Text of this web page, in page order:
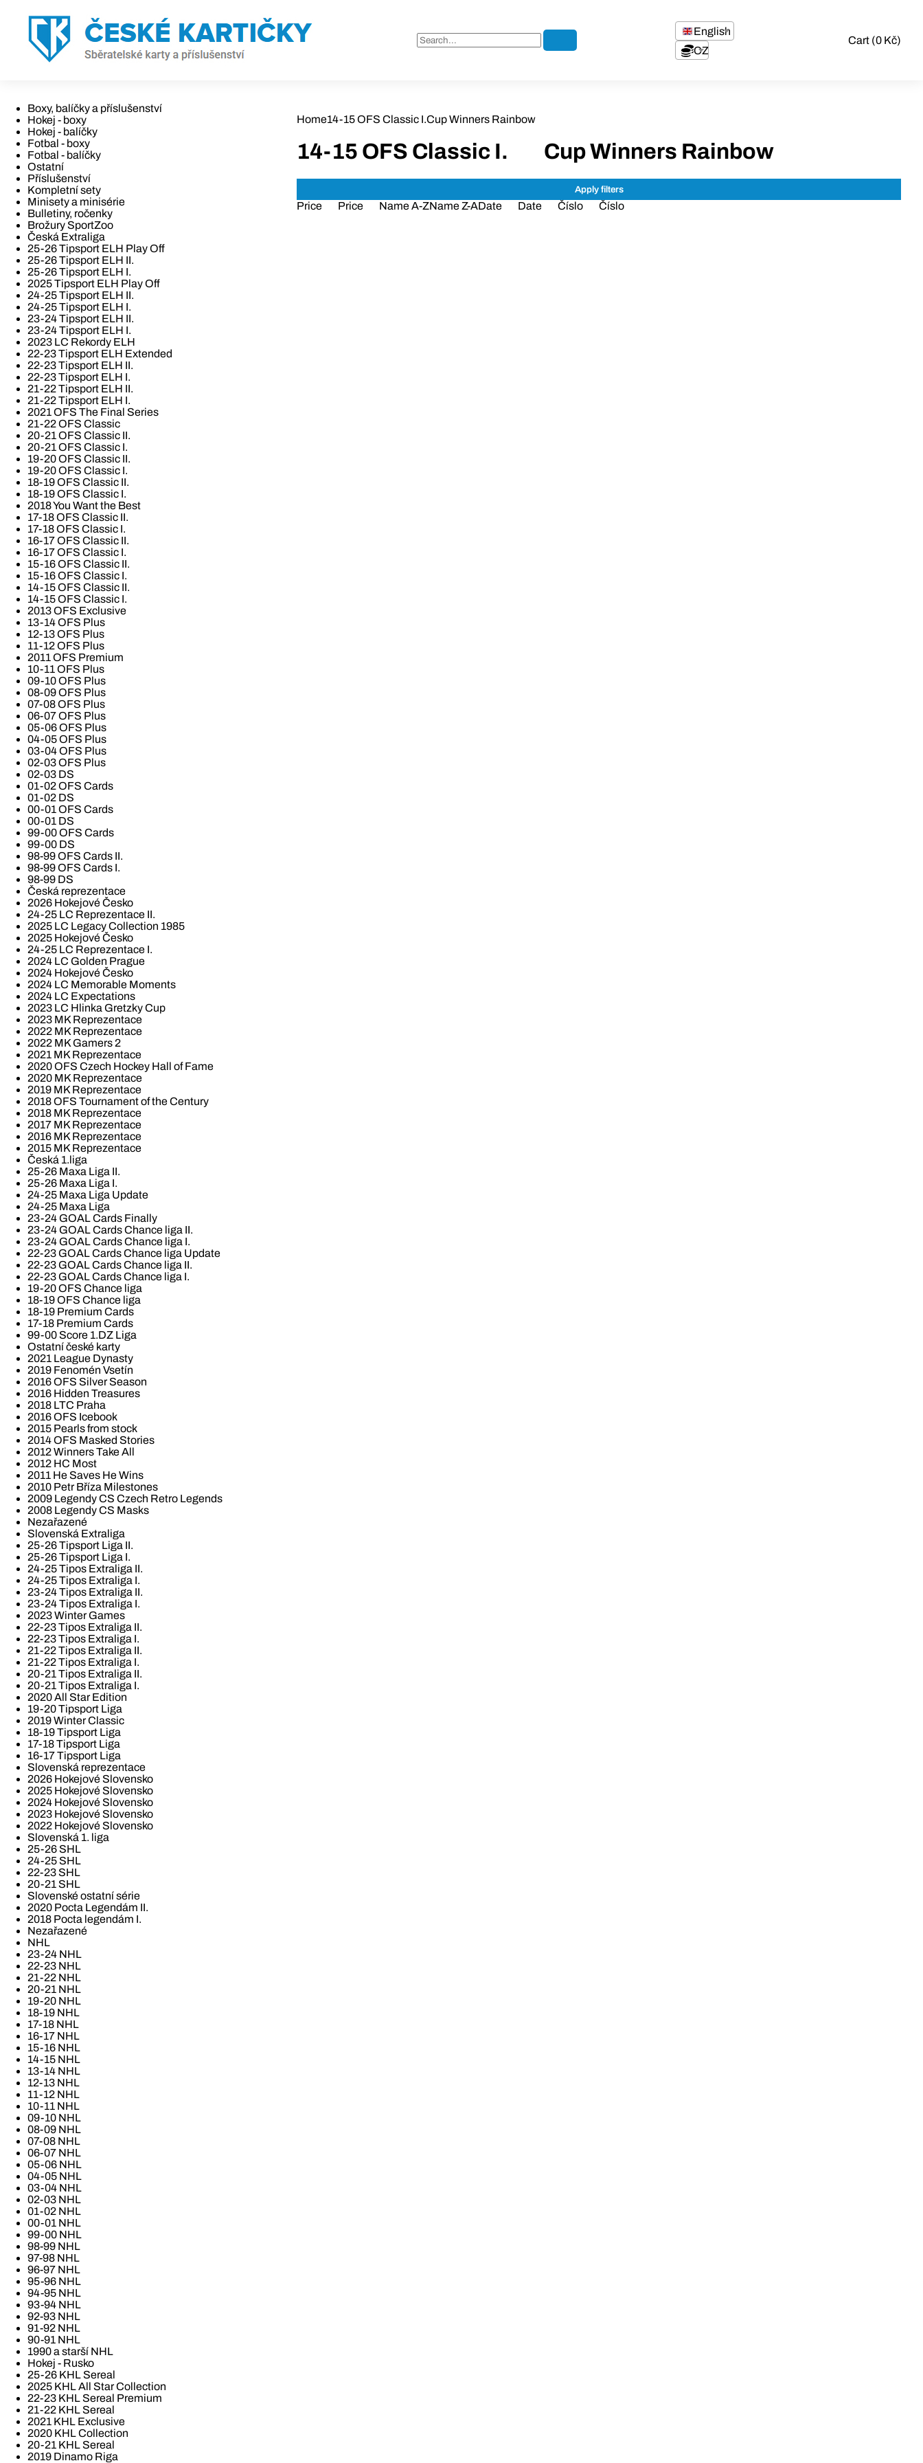
English
CZK
Cart (0 Kč)
Boxy, balíčky a příslušenství
Hokej - boxy
Hokej - balíčky
Fotbal - boxy
Fotbal - balíčky
Ostatní
Příslušenství
Kompletní sety
Minisety a minisérie
Bulletiny, ročenky
Brožury SportZoo
Česká Extraliga
25-26 Tipsport ELH Play Off
25-26 Tipsport ELH II.
25-26 Tipsport ELH I.
2025 Tipsport ELH Play Off
24-25 Tipsport ELH II.
24-25 Tipsport ELH I.
23-24 Tipsport ELH II.
23-24 Tipsport ELH I.
2023 LC Rekordy ELH
22-23 Tipsport ELH Extended
22-23 Tipsport ELH II.
22-23 Tipsport ELH I.
21-22 Tipsport ELH II.
21-22 Tipsport ELH I.
2021 OFS The Final Series
21-22 OFS Classic
20-21 OFS Classic II.
20-21 OFS Classic I.
19-20 OFS Classic II.
19-20 OFS Classic I.
18-19 OFS Classic II.
18-19 OFS Classic I.
2018 You Want the Best
17-18 OFS Classic II.
17-18 OFS Classic I.
16-17 OFS Classic II.
16-17 OFS Classic I.
15-16 OFS Classic II.
15-16 OFS Classic I.
14-15 OFS Classic II.
14-15 OFS Classic I.
2013 OFS Exclusive
13-14 OFS Plus
12-13 OFS Plus
11-12 OFS Plus
2011 OFS Premium
10-11 OFS Plus
09-10 OFS Plus
08-09 OFS Plus
07-08 OFS Plus
06-07 OFS Plus
05-06 OFS Plus
04-05 OFS Plus
03-04 OFS Plus
02-03 OFS Plus
02-03 DS
01-02 OFS Cards
01-02 DS
00-01 OFS Cards
00-01 DS
99-00 OFS Cards
99-00 DS
98-99 OFS Cards II.
98-99 OFS Cards I.
98-99 DS
Česká reprezentace
2026 Hokejové Česko
24-25 LC Reprezentace II.
2025 LC Legacy Collection 1985
2025 Hokejové Česko
24-25 LC Reprezentace I.
2024 LC Golden Prague
2024 Hokejové Česko
2024 LC Memorable Moments
2024 LC Expectations
2023 LC Hlinka Gretzky Cup
2023 MK Reprezentace
2022 MK Reprezentace
2022 MK Gamers 2
2021 MK Reprezentace
2020 OFS Czech Hockey Hall of Fame
2020 MK Reprezentace
2019 MK Reprezentace
2018 OFS Tournament of the Century
2018 MK Reprezentace
2017 MK Reprezentace
2016 MK Reprezentace
2015 MK Reprezentace
Česká 1.liga
25-26 Maxa Liga II.
25-26 Maxa Liga I.
24-25 Maxa Liga Update
24-25 Maxa Liga
23-24 GOAL Cards Finally
23-24 GOAL Cards Chance liga II.
23-24 GOAL Cards Chance liga I.
22-23 GOAL Cards Chance liga Update
22-23 GOAL Cards Chance liga II.
22-23 GOAL Cards Chance liga I.
19-20 OFS Chance liga
18-19 OFS Chance liga
18-19 Premium Cards
17-18 Premium Cards
99-00 Score 1.DZ Liga
Ostatní české karty
2021 League Dynasty
2019 Fenomén Vsetín
2016 OFS Silver Season
2016 Hidden Treasures
2018 LTC Praha
2016 OFS Icebook
2015 Pearls from stock
2014 OFS Masked Stories
2012 Winners Take All
2012 HC Most
2011 He Saves He Wins
2010 Petr Bříza Milestones
2009 Legendy CS Czech Retro Legends
2008 Legendy CS Masks
Nezařazené
Slovenská Extraliga
25-26 Tipsport Liga II.
25-26 Tipsport Liga I.
24-25 Tipos Extraliga II.
24-25 Tipos Extraliga I.
23-24 Tipos Extraliga II.
23-24 Tipos Extraliga I.
2023 Winter Games
22-23 Tipos Extraliga II.
22-23 Tipos Extraliga I.
21-22 Tipos Extraliga II.
21-22 Tipos Extraliga I.
20-21 Tipos Extraliga II.
20-21 Tipos Extraliga I.
2020 All Star Edition
19-20 Tipsport Liga
2019 Winter Classic
18-19 Tipsport Liga
17-18 Tipsport Liga
16-17 Tipsport Liga
Slovenská reprezentace
2026 Hokejové Slovensko
2025 Hokejové Slovensko
2024 Hokejové Slovensko
2023 Hokejové Slovensko
2022 Hokejové Slovensko
Slovenská 1. liga
25-26 SHL
24-25 SHL
22-23 SHL
20-21 SHL
Slovenské ostatní série
2020 Pocta Legendám II.
2018 Pocta legendám I.
Nezařazené
NHL
23-24 NHL
22-23 NHL
21-22 NHL
20-21 NHL
19-20 NHL
18-19 NHL
17-18 NHL
16-17 NHL
15-16 NHL
14-15 NHL
13-14 NHL
12-13 NHL
11-12 NHL
10-11 NHL
09-10 NHL
08-09 NHL
07-08 NHL
06-07 NHL
05-06 NHL
04-05 NHL
03-04 NHL
02-03 NHL
01-02 NHL
00-01 NHL
99-00 NHL
98-99 NHL
97-98 NHL
96-97 NHL
95-96 NHL
94-95 NHL
93-94 NHL
92-93 NHL
91-92 NHL
90-91 NHL
1990 a starší NHL
Hokej - Rusko
25-26 KHL Sereal
2025 KHL All Star Collection
22-23 KHL Sereal Premium
21-22 KHL Sereal
2021 KHL Exclusive
2020 KHL Collection
20-21 KHL Sereal
2019 Dinamo Riga
Home14-15 OFS Classic I.Cup Winners Rainbow
14-15 OFS Classic I. Cup Winners Rainbow
Price Price Name A-ZName Z-ADate Date Číslo Číslo